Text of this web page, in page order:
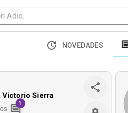
NOVEDADES
Victorio Sierra
1